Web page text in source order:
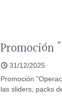
Promoción
31/12/2025
Promoción
las sliders, packs